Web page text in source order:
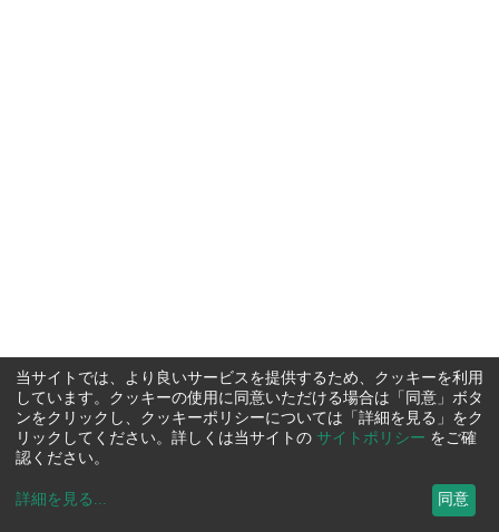
当サイトでは、より良いサービスを提供するため、クッキーを利用
しています。クッキーの使用に同意いただける場合は「同意」ボタ
ンをクリックし、クッキーポリシーについては「詳細を見る」をク
リックしてください。詳しくは当サイトの サイトポリシー をご確
認ください。
詳細を見る ... 同意